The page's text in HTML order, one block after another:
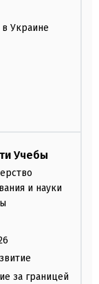
Украине
Учебы
и науки
за границей